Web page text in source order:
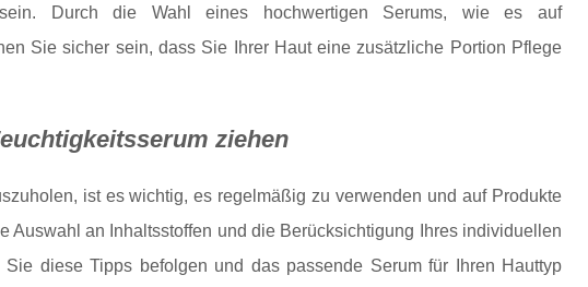
Durch die Wahl eines hochwertigen Serums, wie es auf
Sie sicher sein, dass Sie Ihrer Haut eine zusätzliche Portion Pflege
ziehen
ist es wichtig, es regelmäßig zu verwenden und auf Produkte
Auswahl an Inhaltsstoffen und die Berücksichtigung Ihres individuellen
diese Tipps befolgen und das passende Serum für Ihren Hauttyp